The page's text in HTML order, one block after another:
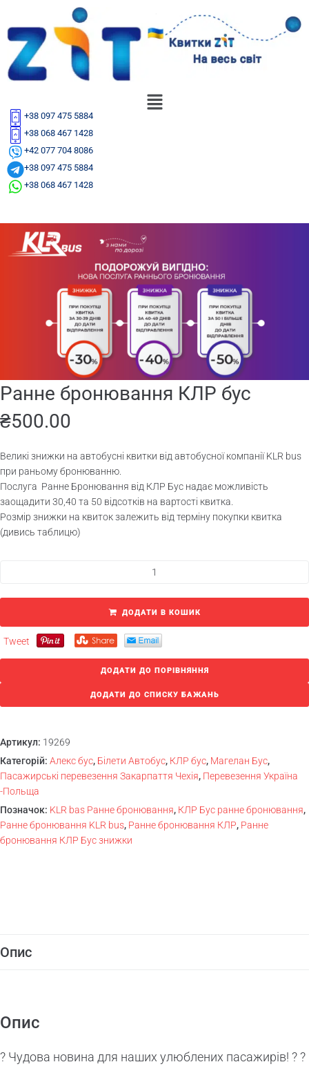
+38 097 475 5884
+38 068 467 1428
+42 077 704 8086
+38 097 475 5884
+38 068 467 1428
Ранне бронювання КЛР бус
₴500.00
Великі знижки на автобусні квитки від автобусної компанії KLR bus
при раньому бронюванню.
Послуга Ранне Бронювання від КЛР Бус надає можливість
заощадити 30,40 та 50 відсотків на вартості квитка.
Розмір знижки на квиток залежить від терміну покупки квитка
(дивись таблицю)
ДОДАТИ В КОШИК
Tweet
ДОДАТИ ДО ПОРІВНЯННЯ
ДОДАТИ ДО СПИСКУ БАЖАНЬ
Артикул: 19269
Категорій: Алекс бус, Білети Автобус, КЛР бус, Магелан Бус,
Пасажирські перевезення Закарпаття Чехія, Перевезення Україна
-Польща
Позначок: KLR bas Ранне бронювання, КЛР Бус ранне бронювання,
Ранне бронювання KLR bus, Ранне бронювання КЛР, Ранне
бронювання КЛР Бус знижки
Опис
Опис
? Чудова новина для наших улюблених пасажирів! ? ?